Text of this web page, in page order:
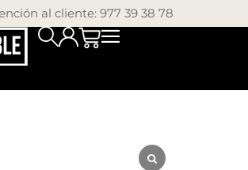
al cliente: 977 39 38 78